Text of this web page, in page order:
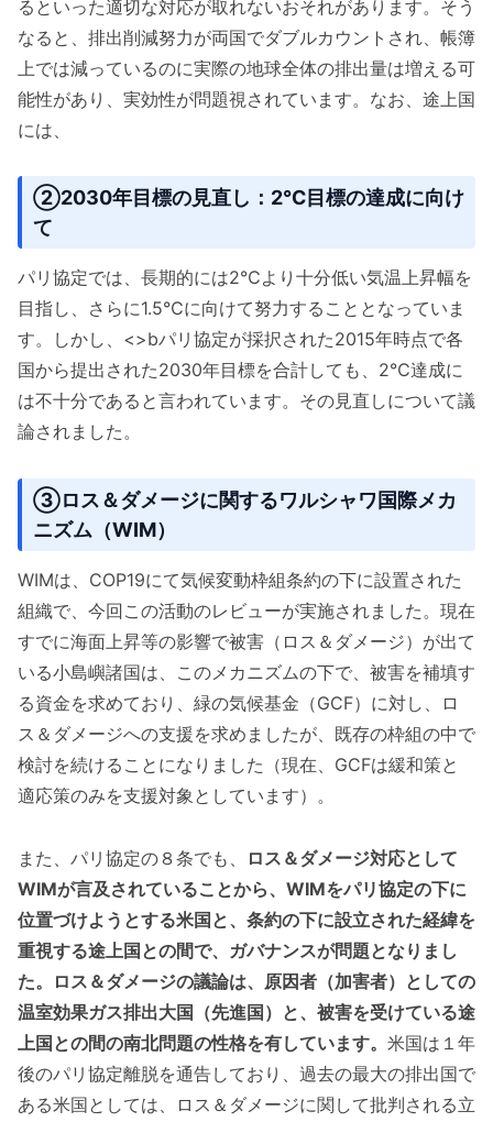
るといった適切な対応が取れないおそれがあります。そう
なると、排出削減努力が両国でダブルカウントされ、帳簿
上では減っているのに実際の地球全体の排出量は増える可
能性があり、実効性が問題視されています。なお、途上国
には、
②2030年目標の見直し：2℃目標の達成に向け
て
パリ協定では、長期的には2℃より十分低い気温上昇幅を
目指し、さらに1.5℃に向けて努力することとなっていま
す。しかし、<>bパリ協定が採択された2015年時点で各
国から提出された2030年目標を合計しても、2℃達成に
は不十分であると言われています。その見直しについて議
論されました。
③ロス＆ダメージに関するワルシャワ国際メカ
ニズム（WIM）
WIMは、COP19にて気候変動枠組条約の下に設置された
組織で、今回この活動のレビューが実施されました。現在
すでに海面上昇等の影響で被害（ロス＆ダメージ）が出て
いる小島嶼諸国は、このメカニズムの下で、被害を補填す
る資金を求めており、緑の気候基金（GCF）に対し、ロ
ス＆ダメージへの支援を求めましたが、既存の枠組の中で
検討を続けることになりました（現在、GCFは緩和策と
適応策のみを支援対象としています）。
また、パリ協定の８条でも、
ロス＆ダメージ対応として
WIMが言及されていることから、WIMをパリ協定の下に
位置づけようとする米国と、条約の下に設立された経緯を
重視する途上国との間で、ガバナンスが問題となりまし
た。ロス＆ダメージの議論は、原因者（加害者）としての
温室効果ガス排出大国（先進国）と、被害を受けている途
上国との間の南北問題の性格を有しています。 米国は１年
後のパリ協定離脱を通告しており、過去の最大の排出国で
ある米国としては、ロス＆ダメージに関して批判される立